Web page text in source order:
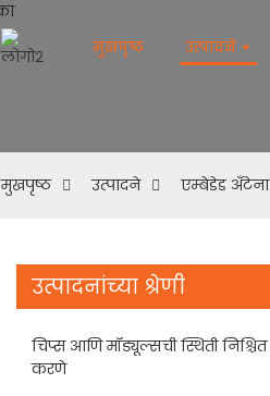
मुखपृष्ठ उत्पादने
मुखपृष्ठ उत्पादने एम्बेडेड अँटेना
उत्पादनांच्या श्रेणी
चिप्स आणि मॉड्यूल्सची स्थिती निश्चित
करणे